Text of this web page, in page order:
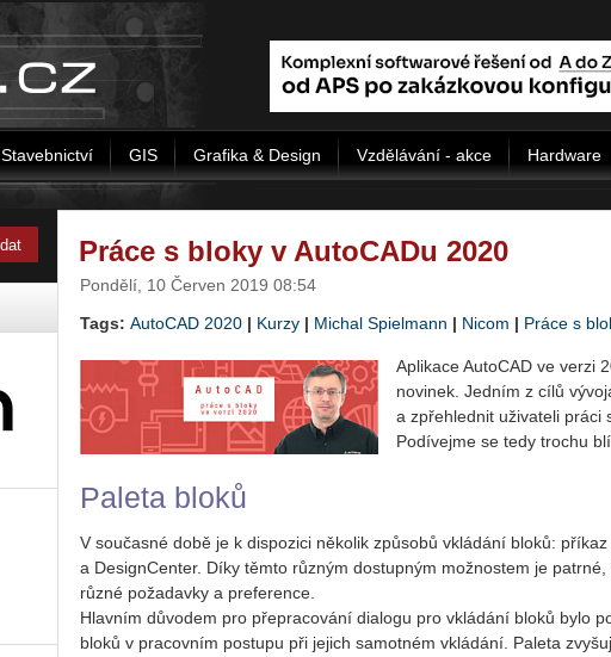
Stavebnictví GIS Grafika & Design Vzdělávání - akce Hardware
Práce s bloky v AutoCADu 2020
Pondělí, 10 Červen 2019 08:54
Tags: AutoCAD 2020 | Kurzy | Michal Spielmann | Nicom | Práce s
Aplikace AutoCAD ve verzi
novinek. Jedním z cílů
a zpřehlednit uživateli práci
Podívejme se tedy trochu
Paleta bloků
V současné době je k dispozici několik způsobů vkládání bloků:
a DesignCenter. Díky těmto různým dostupným možnostem je
různé požadavky a preference.
Hlavním důvodem pro přepracování dialogu pro vkládání bloků bylo
bloků v pracovním postupu při jejich samotném vkládání. Paleta